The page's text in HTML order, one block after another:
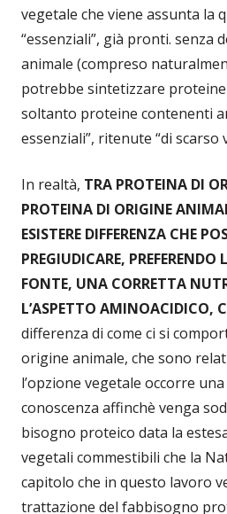
vegetale che viene assunta la
“essenziali”, già pronti. senza
animale (compreso
potrebbe sintetizzare
soltanto proteine contenenti
essenziali”, ritenute “di scarso
In realtà, TRA PROTEINA DI
PROTEINA DI ORIGINE
ESISTERE DIFFERENZA CHE
PREGIUDICARE, PREFERENDO
FONTE, UNA CORRETTA
L’ASPETTO AMINOACIDICO,
differenza di come ci si
origine animale, che sono
l’opzione vegetale occorre
conoscenza affinchè venga
bisogno proteico data la
vegetali commestibili che la
capitolo che in questo lavoro
trattazione del fabbisogno